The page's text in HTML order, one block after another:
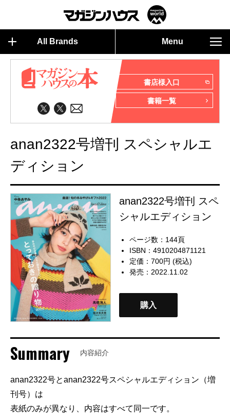
All Brands Menu
書店様入口
書籍一覧
anan2322号増刊 スペシャルエ
ディション
anan2322号増刊 スペ
シャルエディション
ページ数：144頁
ISBN：4910204871121
定価：700円 (税込)
発売：2022.11.02
購入
Summary 内容紹介
anan2322号とanan2322号スペシャルエディション（増
刊号）は
表紙のみが異なり、内容はすべて同一です。